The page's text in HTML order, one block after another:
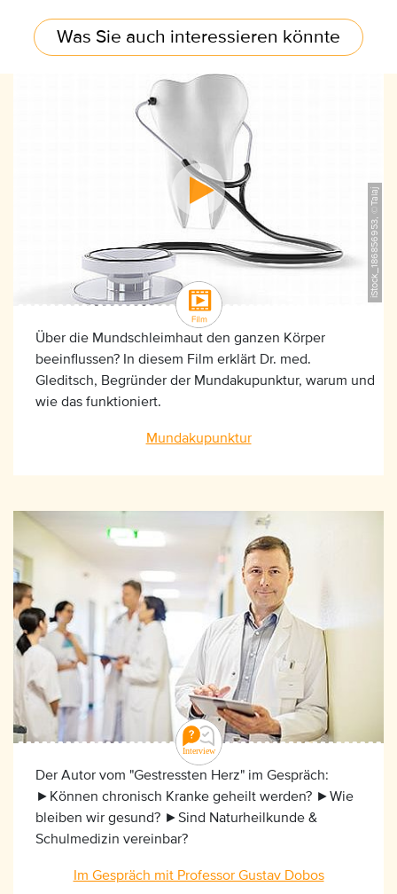
Was Sie auch interessieren könnte
iStock_186856953, ©Talaj
Über die Mundschleimhaut den ganzen Körper
beeinflussen? In diesem Film erklärt Dr. med.
Gleditsch, Begründer der Mundakupunktur, warum und
wie das funktioniert.
Mundakupunktur
Der Autor vom "Gestressten Herz" im Gespräch:
►Können chronisch Kranke geheilt werden? ►Wie
bleiben wir gesund? ►Sind Naturheilkunde &
Schulmedizin vereinbar?
Im Gespräch mit Professor Gustav Dobos